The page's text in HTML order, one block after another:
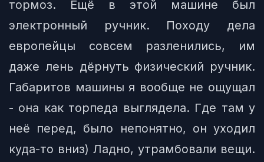
тормоз. Ещё в этой машине был
электронный ручник. Походу дела
европейцы совсем разленились, им
даже лень дёрнуть физический ручник.
Габаритов машины я вообще не ощущал
- она как торпеда выглядела. Где там у
неё перед, было непонятно, он уходил
куда-то вниз) Ладно, утрамбовали вещи.